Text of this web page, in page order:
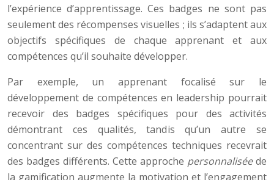
l’expérience d’apprentissage. Ces badges ne sont pas
seulement des récompenses visuelles ; ils s’adaptent aux
objectifs spécifiques de chaque apprenant et aux
compétences qu’il souhaite développer.
Par exemple, un apprenant focalisé sur le
développement de compétences en leadership pourrait
recevoir des badges spécifiques pour des activités
démontrant ces qualités, tandis qu’un autre se
concentrant sur des compétences techniques recevrait
des badges différents. Cette approche personnaliséede
la gamification augmente la motivation et l’engagement